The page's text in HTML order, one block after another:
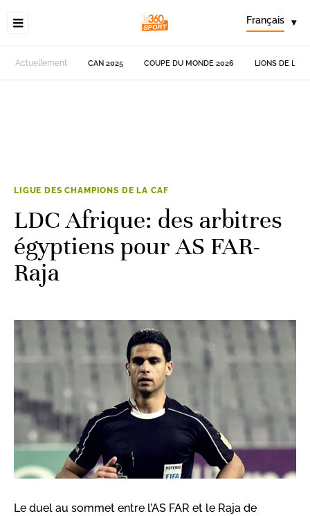
Français ▾
Actuellement CAN 2025 COUPE DU MONDE 2026 LIONS DE
LIGUE DES CHAMPIONS DE LA CAF
LDC Afrique: des arbitres
égyptiens pour AS FAR-
Raja
Le duel au sommet entre l’AS FAR et le Raja de